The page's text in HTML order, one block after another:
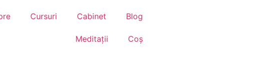
Cursuri Cabinet Blog
Meditații Coș